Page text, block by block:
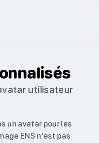
utilisateur
un avatar pour les
ENS n'est pas